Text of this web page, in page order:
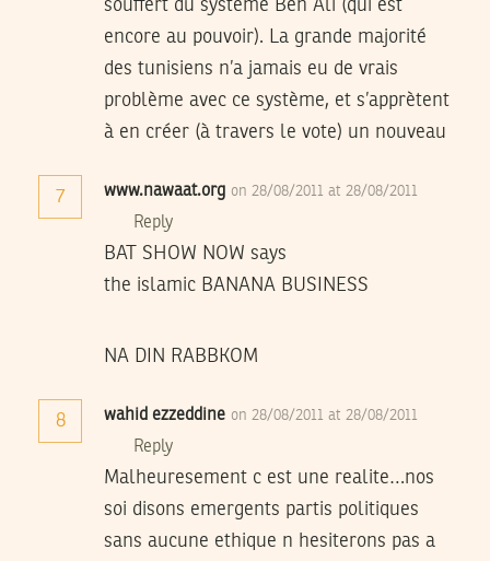
souffert du système Ben Ali (qui est
encore au pouvoir). La grande majorité
des tunisiens n’a jamais eu de vrais
problème avec ce système, et s’apprètent
à en créer (à travers le vote) un nouveau
7 www.nawaat.org on 28/08/2011 at 28/08/2011
Reply
BAT SHOW NOW says
the islamic BANANA BUSINESS
NA DIN RABBKOM
8 wahid ezzeddine on 28/08/2011 at 28/08/2011
Reply
Malheuresement c est une realite…nos
soi disons emergents partis politiques
sans aucune ethique n hesiterons pas a